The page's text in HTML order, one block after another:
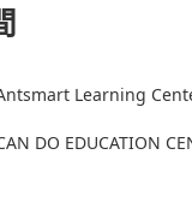
Learning
DO EDUCATION